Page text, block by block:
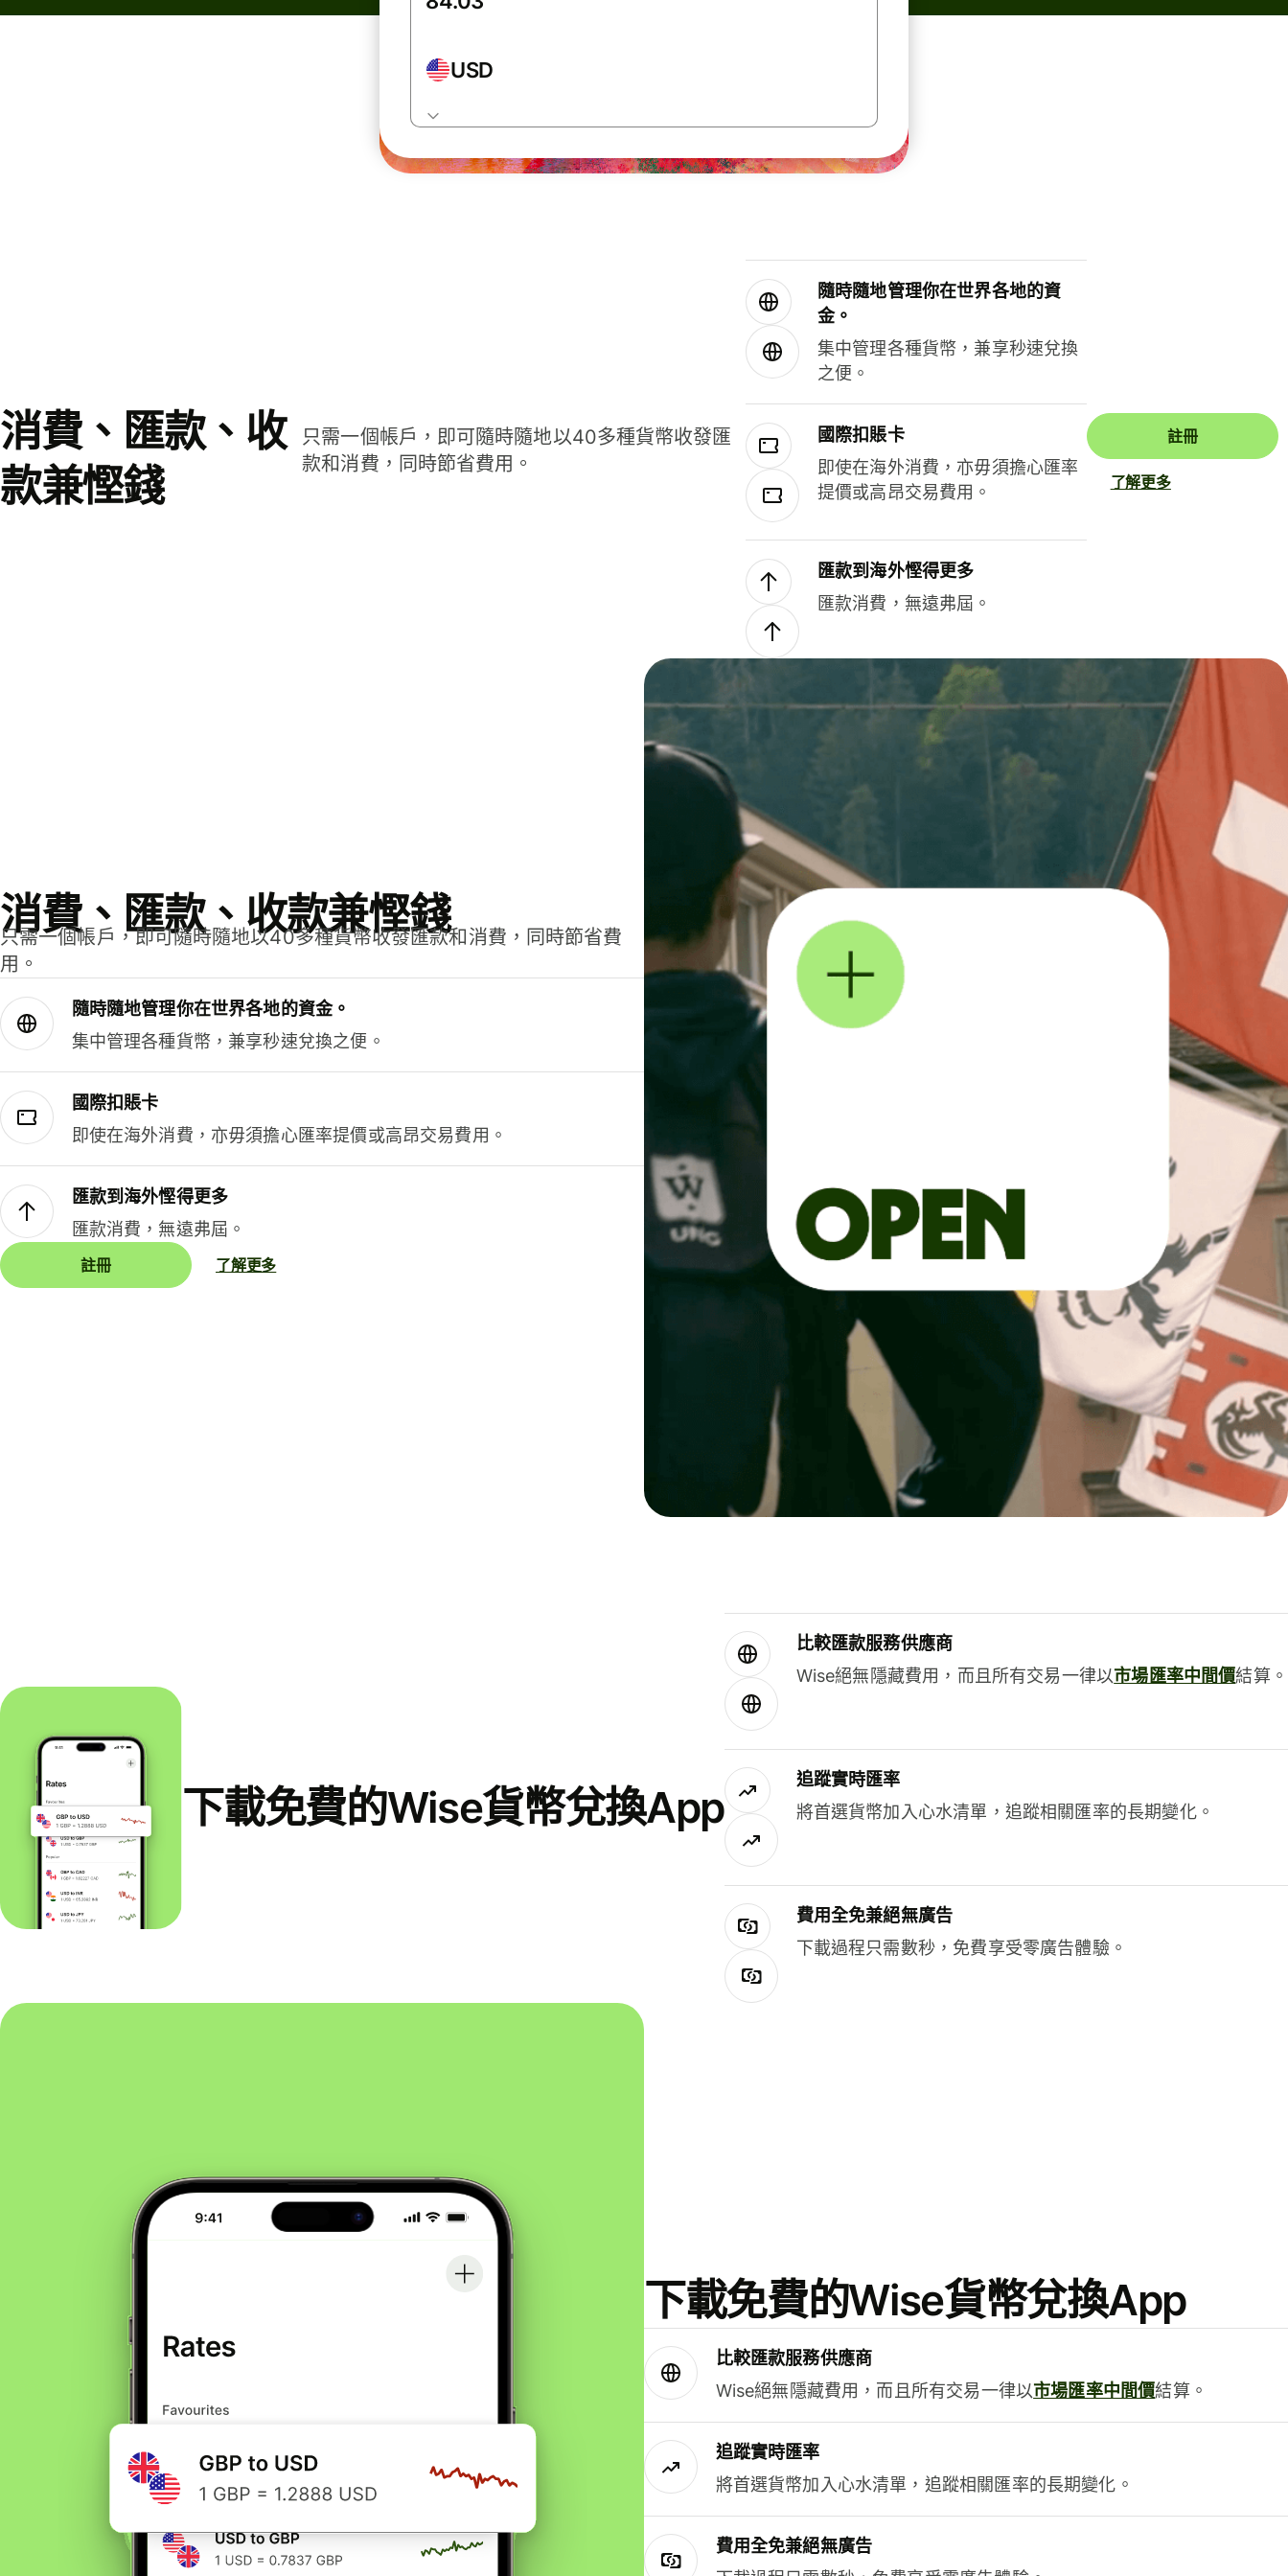
USD
消費、匯款、收
款兼慳錢
只需一個帳戶，即可隨時隨地以40多種貨幣收發匯
款和消費，同時節省費用。
隨時隨地管理你在世界各地的資
金。
集中管理各種貨幣，兼享秒速兌換
之便。
國際扣賬卡
即使在海外消費，亦毋須擔心匯率
提價或高昂交易費用。
匯款到海外慳得更多
匯款消費，無遠弗屆。
註冊
了解更多
消費、匯款、收款兼慳錢
只需一個帳戶，即可隨時隨地以40多種貨幣收發匯款和消費，同時節省費
用。
隨時隨地管理你在世界各地的資金。
集中管理各種貨幣，兼享秒速兌換之便。
國際扣賬卡
即使在海外消費，亦毋須擔心匯率提價或高昂交易費用。
匯款到海外慳得更多
匯款消費，無遠弗屆。
註冊 了解更多
下載免費的Wise貨幣兌換App
比較匯款服務供應商
Wise絕無隱藏費用，而且所有交易一律以市場匯率中間價結算。
追蹤實時匯率
將首選貨幣加入心水清單，追蹤相關匯率的長期變化。
費用全免兼絕無廣告
下載過程只需數秒，免費享受零廣告體驗。
下載免費的Wise貨幣兌換App
比較匯款服務供應商
Wise絕無隱藏費用，而且所有交易一律以市場匯率中間價結算。
追蹤實時匯率
將首選貨幣加入心水清單，追蹤相關匯率的長期變化。
費用全免兼絕無廣告